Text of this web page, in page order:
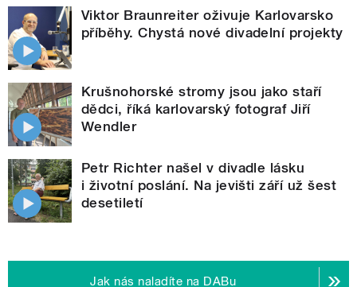
Viktor Braunreiter oživuje Karlovarsko
příběhy. Chystá nové divadelní projekty
Krušnohorské stromy jsou jako staří
dědci, říká karlovarský fotograf Jiří
Wendler
Petr Richter našel v divadle lásku
i životní poslání. Na jevišti září už šest
desetiletí
Jak nás naladíte na DABu